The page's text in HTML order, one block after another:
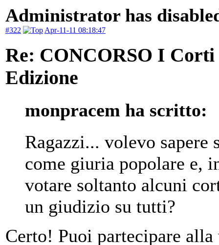
Administrator has
#322 Apr-11-11 08:18:47
Re: CONCORSO I
Edizione
monpracem ha scritto:
Ragazzi... volevo sapere
come giuria popolare e,
votare soltanto alcuni
un giudizio su tutti?
Certo! Puoi partecipare